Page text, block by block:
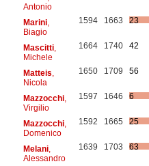
Antonio
Marini,
Biagio
1594 1663 23
Mascitti,
Michele
1664 1740 42
Matteis
Nicola
1650 1709 56
Mazzocchi,
Virgilio
1597 1646 6
Mazzocchi,
Domenico
1592 1665 25
Melani,
Alessandro
1639 1703 63